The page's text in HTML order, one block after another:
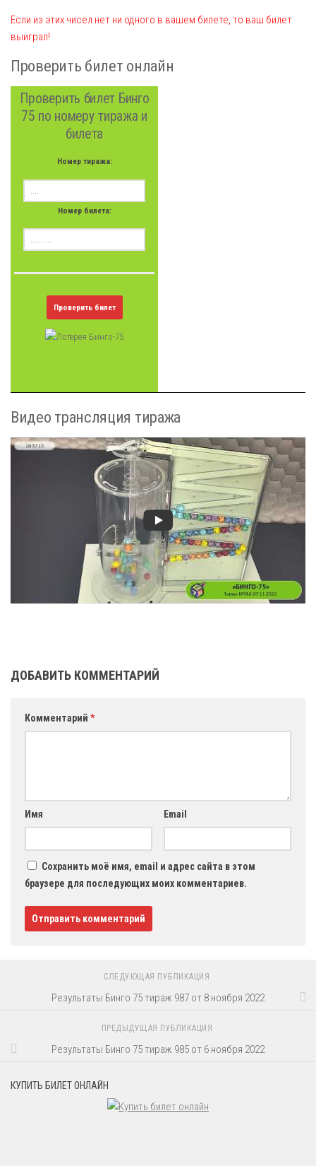
Если из этих чисел нет ни одного в вашем билете, то ваш билет
выиграл!
Проверить билет онлайн
Проверить билет Бинго
75 по номеру тиража и
билета
Номер тиража:
Номер билета:
Проверить билет
Видео трансляция тиража
ДОБАВИТЬ КОММЕНТАРИЙ
Комментарий *
Имя Email
Сохранить моё имя, email и адрес сайта в этом
браузере для последующих моих комментариев.
СЛЕДУЮЩАЯ ПУБЛИКАЦИЯ
Результаты Бинго 75 тираж 987 от 8 ноября 2022
ПРЕДЫДУЩАЯ ПУБЛИКАЦИЯ
Результаты Бинго 75 тираж 985 от 6 ноября 2022
КУПИТЬ БИЛЕТ ОНЛАЙН